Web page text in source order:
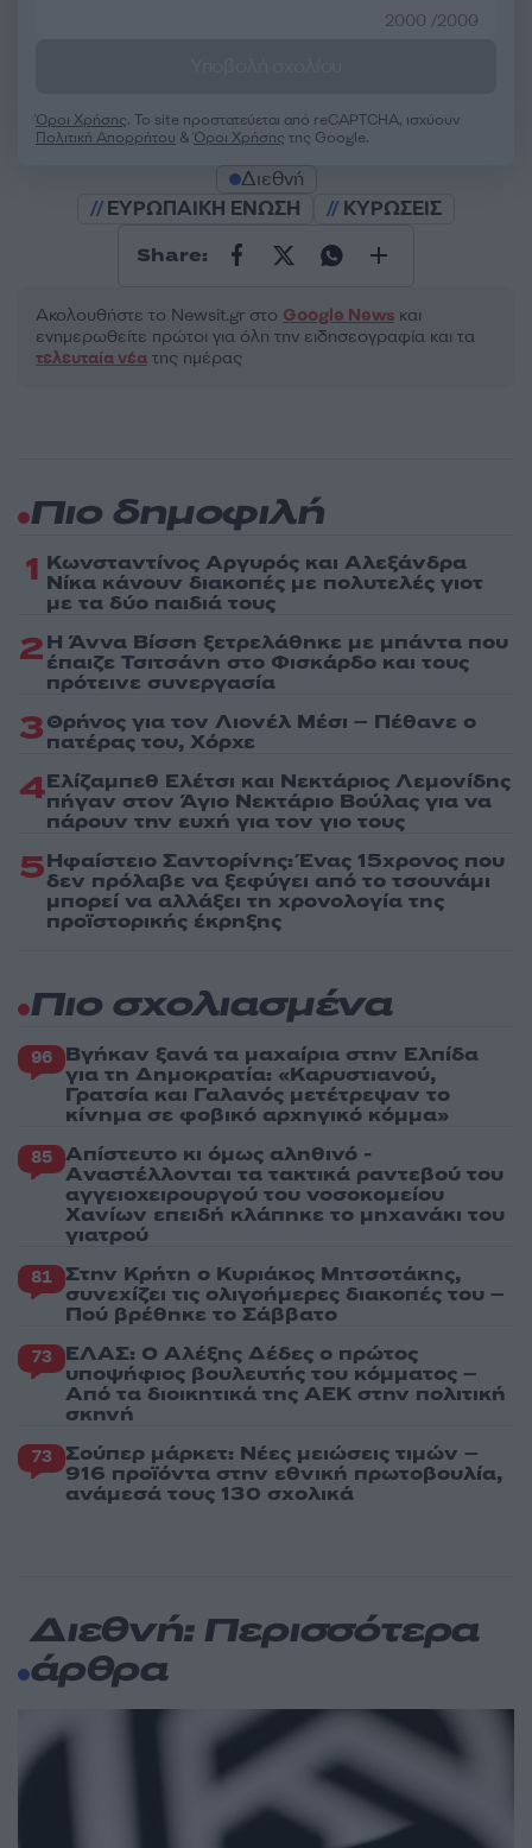
2000 /2000
Όροι Χρήσης. Το site προστατεύεται από reCAPTCHA, ισχύουν
Πολιτική Απορρήτου &Όροι Χρήσης της Google.
Διεθνή
ΕΥΡΩΠΑΙΚΗ ΕΝΩΣΗ
ΚΥΡΩΣΕΙΣ
Share:
Ακολουθήστε το Νewsit.gr στο Google News και
ενημερωθείτε πρώτοι για όλη την ειδησεογραφία και τα
τελευταία νέα της ημέρας
Πιο δημοφιλή
1 Κωνσταντίνος Αργυρός και Αλεξάνδρα
Νίκα κάνουν διακοπές με πολυτελές γιοτ
με τα δύο παιδιά τους
2Η Άννα Βίσση ξετρελάθηκε με μπάντα που
έπαιζε Τσιτσάνη στο Φισκάρδο και τους
πρότεινε συνεργασία
3Θρήνος για τον Λιονέλ Μέσι – Πέθανε ο
πατέρας του, Χόρχε
4Ελίζαμπεθ Ελέτσι και Νεκτάριος Λεμονίδης
πήγαν στον Άγιο Νεκτάριο Βούλας για να
πάρουν την ευχή για τον γιο τους
5Ηφαίστειο Σαντορίνης: Ένας 15χρονος που
δεν πρόλαβε να ξεφύγει από το τσουνάμι
μπορεί να αλλάξει τη χρονολογία της
προϊστορικής έκρηξης
Πιο σχολιασμένα
96 Βγήκαν ξανά τα μαχαίρια στην Ελπίδα
για τη Δημοκρατία: «Καρυστιανού,
Γρατσία και Γαλανός μετέτρεψαν το
κίνημα σε φοβικό αρχηγικό κόμμα»
85 Απίστευτο κι όμως αληθινό -
Aναστέλλονται τα τακτικά ραντεβού του
αγγειοχειρουργού του νοσοκομείου
Χανίων επειδή κλάπηκε το μηχανάκι του
γιατρού
81 Στην Κρήτη ο Κυριάκος Μητσοτάκης,
συνεχίζει τις ολιγοήμερες διακοπές του –
Πού βρέθηκε το Σάββατο
73 ΕΛΑΣ: Ο Αλέξης Δέδες ο πρώτος
υποψήφιος βουλευτής του κόμματος –
Από τα διοικητικά της ΑΕΚ στην πολιτική
σκηνή
73 Σούπερ μάρκετ: Νέες μειώσεις τιμών –
916 προϊόντα στην εθνική πρωτοβουλία,
ανάμεσά τους 130 σχολικά
Διεθνή: Περισσότερα
άρθρα